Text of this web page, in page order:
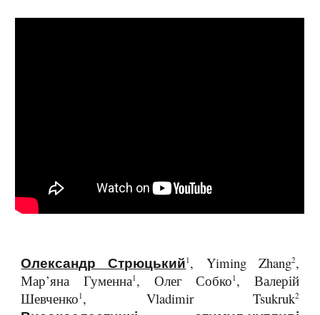
Олександр Стрюцький1 , Yiming Zhang2,
Мар’яна Гуменна1 , Олег Собко1 , Валерій
Шевченко1 , Vladimir Tsukruk2